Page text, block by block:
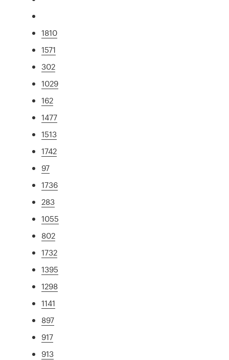
1810
1571
302
1029
162
1477
1513
1742
97
1736
283
1055
802
1732
1395
1298
1141
897
917
913